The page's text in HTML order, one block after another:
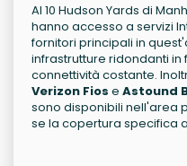
Al 10 Hudson Yards di
hanno accesso a servizi
fornitori principali in
infrastrutture ridondanti in
connettività costante.
Verizon Fios e Astound
sono disponibili nell'area
se la copertura specifica